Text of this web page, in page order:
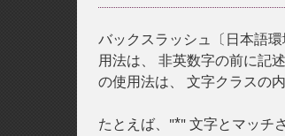
バックスラッシュ〔日本語
用法は、 非英数字の前に記
の使用法は、 文字クラスの
たとえば、"*" 文字とマッチ